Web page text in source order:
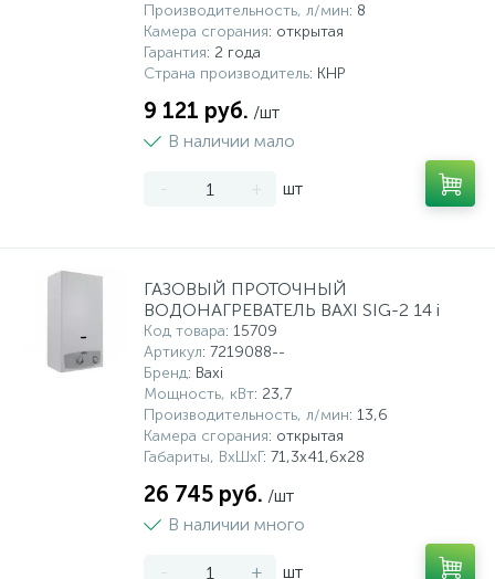
Производительность, л/мин: 8
Камера сгорания: открытая
Гарантия: 2 года
Страна производитель: КНР
9 121 руб. /шт
В наличии мало
- + шт
ГАЗОВЫЙ ПРОТОЧНЫЙ
ВОДОНАГРЕВАТЕЛЬ BAXI SIG-2 14 i
Код товара: 15709
Артикул: 7219088--
Бренд: Baxi
Мощность, кВт: 23,7
Производительность, л/мин: 13,6
Камера сгорания: открытая
Габариты, ВхШхГ: 71,3х41,6х28
26 745 руб. /шт
В наличии много
- + шт